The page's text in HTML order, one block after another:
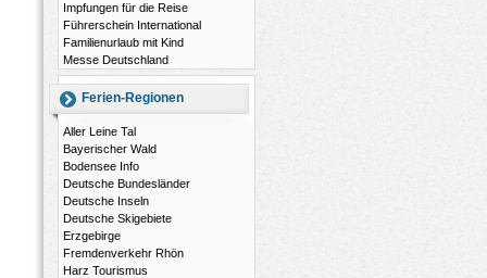
Impfungen für die Reise
Führerschein International
Familienurlaub mit Kind
Messe Deutschland
Ferien-Regionen
Aller Leine Tal
Bayerischer Wald
Bodensee Info
Deutsche Bundesländer
Deutsche Inseln
Deutsche Skigebiete
Erzgebirge
Fremdenverkehr Rhön
Harz Tourismus